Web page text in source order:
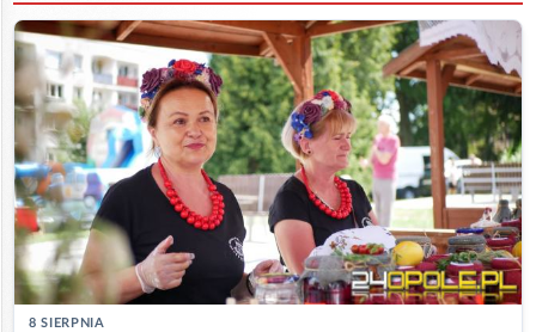
8 SIERPNIA